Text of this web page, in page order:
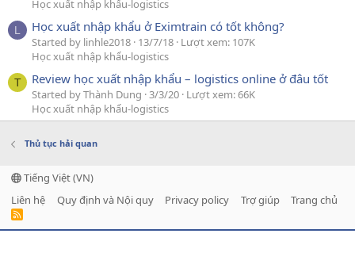
Học xuất nhập khẩu-logistics
L Học xuất nhập khẩu ở Eximtrain có tốt không?
Started by linhle2018 13/7/18 Lượt xem: 107K
Học xuất nhập khẩu-logistics
T Review học xuất nhập khẩu – logistics online ở đâu tốt
Started by Thành Dung 3/3/20 Lượt xem: 66K
Học xuất nhập khẩu-logistics
Thủ tục hải quan
Tiếng Việt (VN)
Liên hệ
Quy định và Nội quy Privacy policy Trợ giúp Trang chủ
R